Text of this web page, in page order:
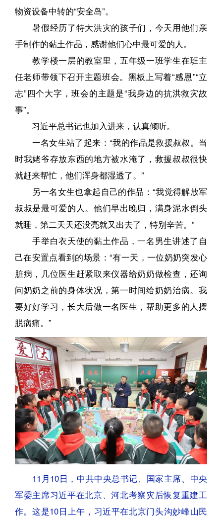
物资设备中转的“安全岛”。
暑假经历了特大洪灾的孩子们，今天用他们亲
手制作的黏土作品，感谢他们心中最可爱的人。
教学楼一层的教室里，五年级一班学生在班主
任老师带领下召开主题班会。黑板上写着“感恩”“立
志”四个大字，班会的主题是“我身边的抗洪救灾故
事”。
习近平总书记也加入进来，认真倾听。
一名女生站了起来：“我的作品是救援叔叔。当
时我姥爷存放东西的地方被水淹了，救援叔叔很快
就赶来帮忙，他们浑身都湿透了。”
另一名女生也拿起自己的作品：“我觉得解放军
叔叔是最可爱的人。他们早出晚归，满身泥水倒头
就睡，第二天天还没亮就又出去了，特别辛苦。”
手举白衣天使的黏土作品，一名男生讲述了自
己在安置点看到的场景：“有一天，一位奶奶突发心
脏病，几位医生赶紧取来仪器给奶奶做检查，还询
问奶奶之前的身体状况，第一时间给奶奶治病。我
要好好学习，长大后做一名医生，帮助更多的人摆
脱病痛。”
11月10日，中共中央总书记、国家主席、中央
军委主席习近平在北京、河北考察灾后恢复重建工
作。这是10日上午，习近平在北京门头沟妙峰山民